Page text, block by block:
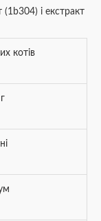
(1b304) і екстракт
котів